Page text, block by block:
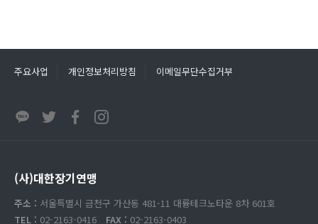
주요사업 개인정보처리방침 이메일무단수집거부
(사)대한장기연맹
주소 : 서울특별시 금천구 가산동 481-11 대륭테크노타운 8차 601호
TEL : 02-2163-0416 FAX : 02-2163-0403